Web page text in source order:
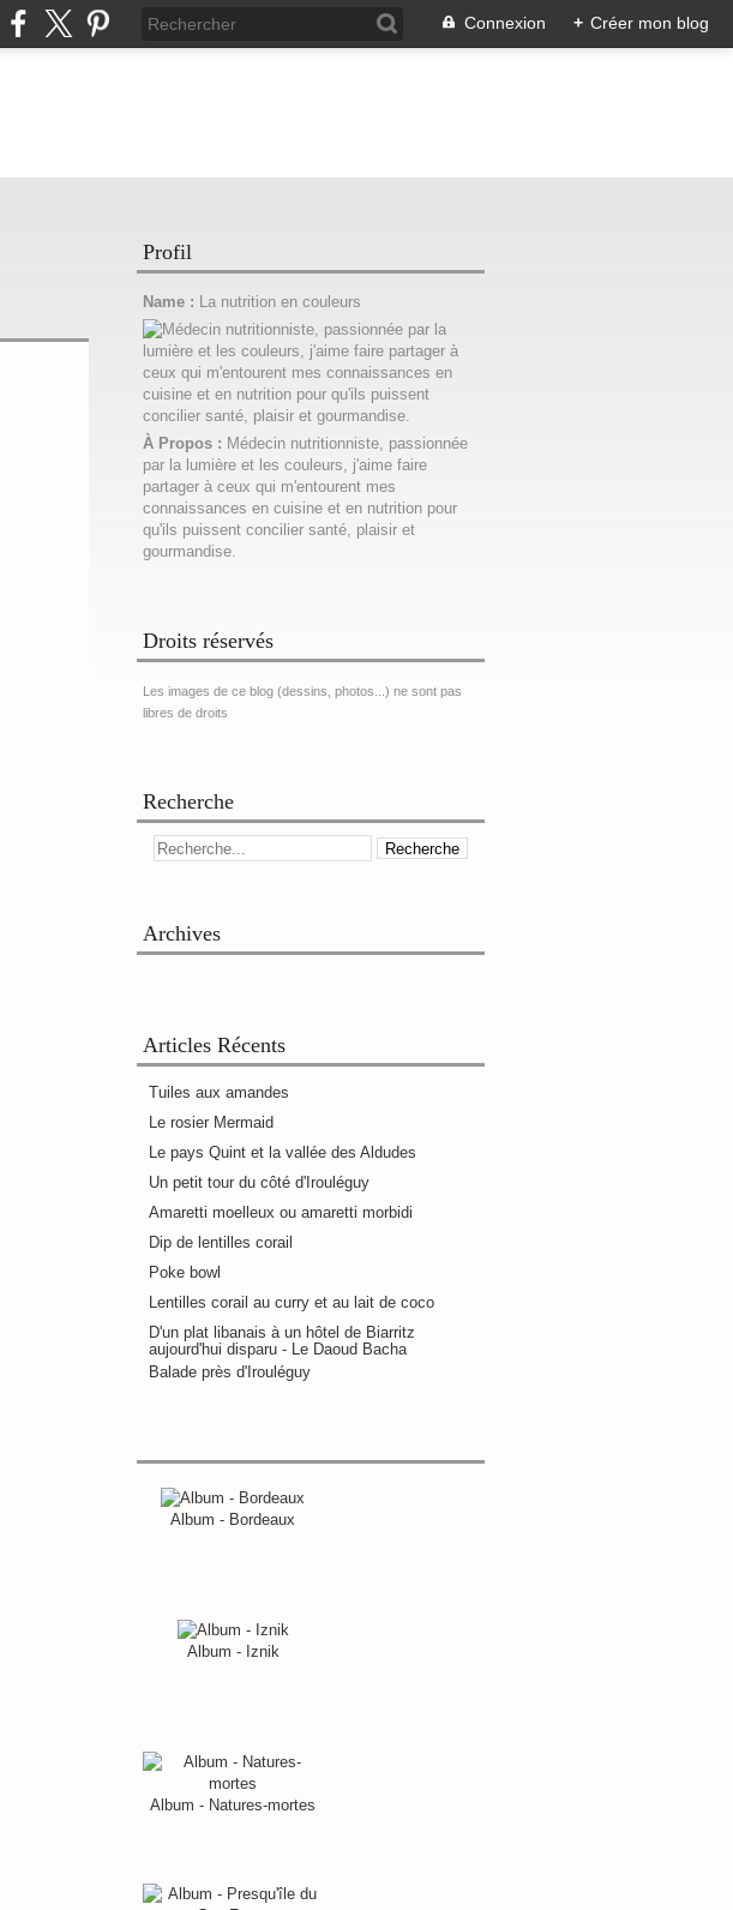
Connexion + Créer mon blog
Profil
Name : La nutrition en couleurs
À Propos : Médecin nutritionniste, passionnée
par la lumière et les couleurs, j'aime faire
partager à ceux qui m'entourent mes
connaissances en cuisine et en nutrition pour
qu'ils puissent concilier santé, plaisir et
gourmandise.
Droits réservés
Les images de ce blog (dessins, photos...) ne sont pas
libres de droits
Recherche
Archives
Articles Récents
Tuiles aux amandes
Le rosier Mermaid
Le pays Quint et la vallée des Aldudes
Un petit tour du côté d'Irouléguy
Amaretti moelleux ou amaretti morbidi
Dip de lentilles corail
Poke bowl
Lentilles corail au curry et au lait de coco
D'un plat libanais à un hôtel de Biarritz
aujourd'hui disparu - Le Daoud Bacha
Balade près d'Irouléguy
Album - Bordeaux
Album - Iznik
Album - Natures-mortes